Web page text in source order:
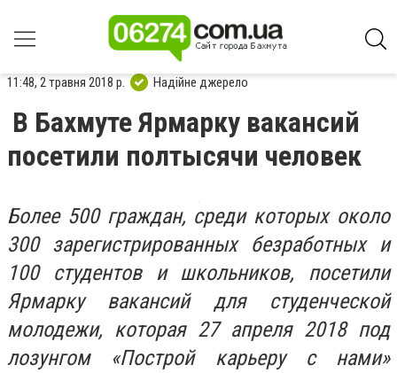
11:48, 2 травня 2018 р. Надійне джерело
В Бахмуте Ярмарку вакансий
посетили полтысячи человек
Более 500 граждан, среди которых около
300 зарегистрированных безработных и
100 студентов и школьников, посетили
Ярмарку вакансий для студенческой
молодежи, которая 27 апреля 2018 под
лозунгом «Построй карьеру с нами»